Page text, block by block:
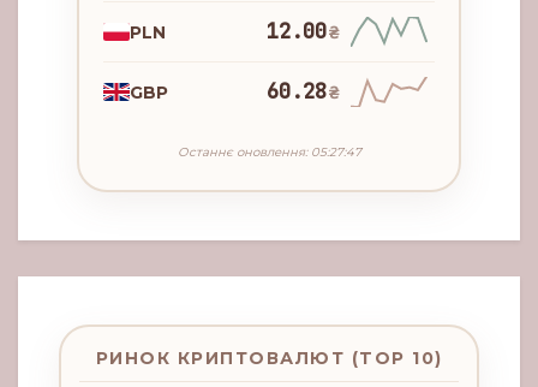
PLN 12.00₴
GBP 60.28₴
Останнє оновлення: 05:27:47
РИНОК КРИПТОВАЛЮТ (TOP 10)